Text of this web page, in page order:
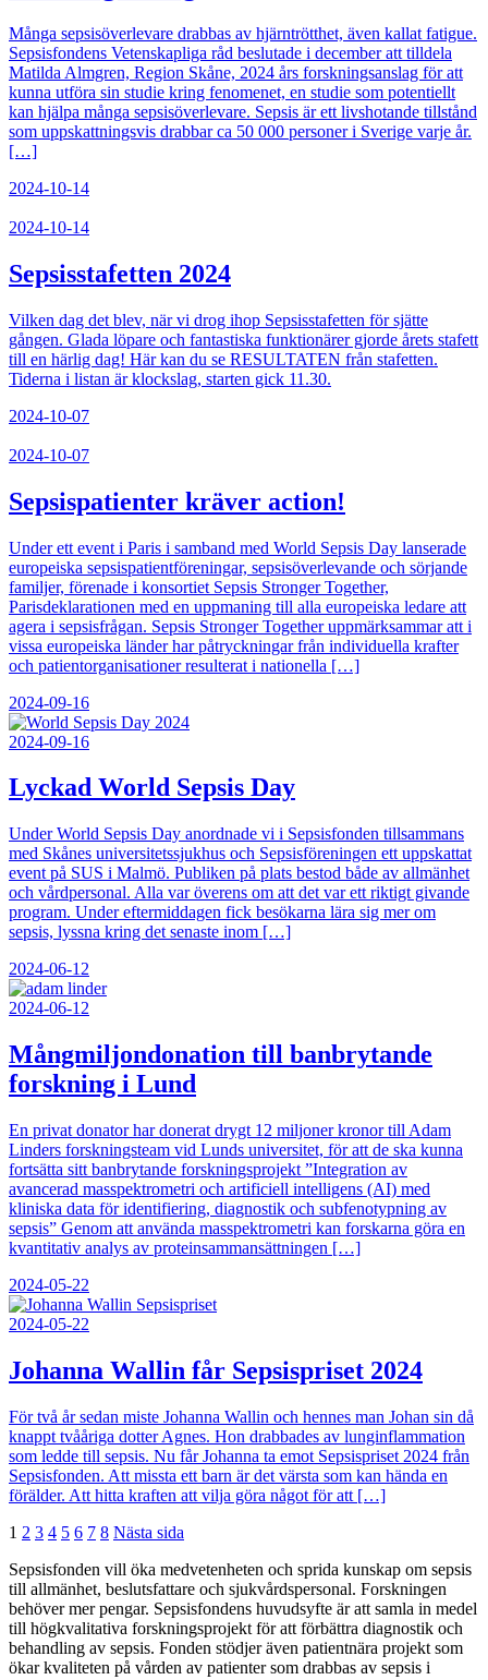
Många sepsisöverlevare drabbas av hjärntrötthet, även kallat fatigue.
Sepsisfondens Vetenskapliga råd beslutade i december att tilldela
Matilda Almgren, Region Skåne, 2024 års forskningsanslag för att
kunna utföra sin studie kring fenomenet, en studie som potentiellt
kan hjälpa många sepsisöverlevare. Sepsis är ett livshotande tillstånd
som uppskattningsvis drabbar ca 50 000 personer i Sverige varje år.
[…]
2024-10-14
2024-10-14
Sepsisstafetten 2024
Vilken dag det blev, när vi drog ihop Sepsisstafetten för sjätte
gången. Glada löpare och fantastiska funktionärer gjorde årets stafett
till en härlig dag! Här kan du se RESULTATEN från stafetten.
Tiderna i listan är klockslag, starten gick 11.30.
2024-10-07
2024-10-07
Sepsispatienter kräver action!
Under ett event i Paris i samband med World Sepsis Day lanserade
europeiska sepsispatientföreningar, sepsisöverlevande och sörjande
familjer, förenade i konsortiet Sepsis Stronger Together,
Parisdeklarationen med en uppmaning till alla europeiska ledare att
agera i sepsisfrågan. Sepsis Stronger Together uppmärksammar att i
vissa europeiska länder har påtryckningar från individuella krafter
och patientorganisationer resulterat i nationella […]
2024-09-16
2024-09-16
Lyckad World Sepsis Day
Under World Sepsis Day anordnade vi i Sepsisfonden tillsammans
med Skånes universitetssjukhus och Sepsisföreningen ett uppskattat
event på SUS i Malmö. Publiken på plats bestod både av allmänhet
och vårdpersonal. Alla var överens om att det var ett riktigt givande
program. Under eftermiddagen fick besökarna lära sig mer om
sepsis, lyssna kring det senaste inom […]
2024-06-12
2024-06-12
Mångmiljondonation till banbrytande
forskning i Lund
En privat donator har donerat drygt 12 miljoner kronor till Adam
Linders forskningsteam vid Lunds universitet, för att de ska kunna
fortsätta sitt banbrytande forskningsprojekt ”Integration av
avancerad masspektrometri och artificiell intelligens (AI) med
kliniska data för identifiering, diagnostik och subfenotypning av
sepsis” Genom att använda masspektrometri kan forskarna göra en
kvantitativ analys av proteinsammansättningen […]
2024-05-22
2024-05-22
Johanna Wallin får Sepsispriset 2024
För två år sedan miste Johanna Wallin och hennes man Johan sin då
knappt tvååriga dotter Agnes. Hon drabbades av lunginflammation
som ledde till sepsis. Nu får Johanna ta emot Sepsispriset 2024 från
Sepsisfonden. Att missta ett barn är det värsta som kan hända en
förälder. Att hitta kraften att vilja göra något för att […]
1 2 3 4 5 6 7 8 Nästa sida
Sepsisfonden vill öka medvetenheten och sprida kunskap om sepsis
till allmänhet, beslutsfattare och sjukvårdspersonal. Forskningen
behöver mer pengar. Sepsisfondens huvudsyfte är att samla in medel
till högkvalitativa forskningsprojekt för att förbättra diagnostik och
behandling av sepsis. Fonden stödjer även patientnära projekt som
ökar kvaliteten på vården av patienter som drabbas av sepsis i